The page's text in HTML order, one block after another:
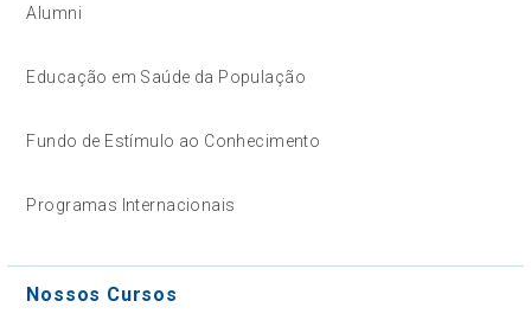
Alumni
Educação em Saúde da População
Fundo de Estímulo ao Conhecimento
Programas Internacionais
Nossos Cursos